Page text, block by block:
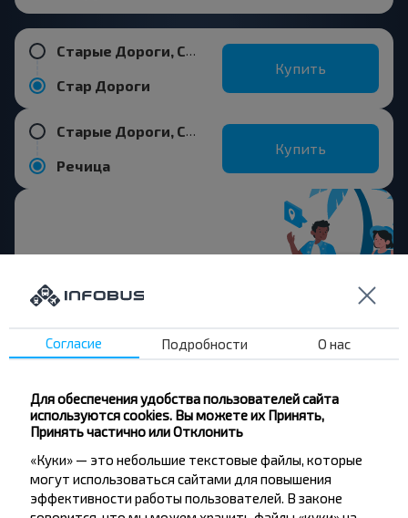
Старые Дороги, СТАРЫЕ_ДОРОГИ Стародорожский_р-н МИНСКАЯ_ОБЛ. Беларусь
Стар Дороги
Купить
Старые Дороги, СТАРЫЕ_ДОРОГИ Стародорожский_р-н МИНСКАЯ_ОБЛ. Беларусь
Речица
Купить
Хотите
дешевле?
другие интересные предложения INFOBUS.
Подпишись на получение новостей и
путешествуй с нами дешевле!
Согласие Подробности О нас
Для обеспечения удобства пользователей сайта
используются cookies. Вы можете их Принять,
Принять частично или Отклонить
«Куки» — это небольшие текстовые файлы, которые
могут использоваться сайтами для повышения
эффективности работы пользователей. В законе